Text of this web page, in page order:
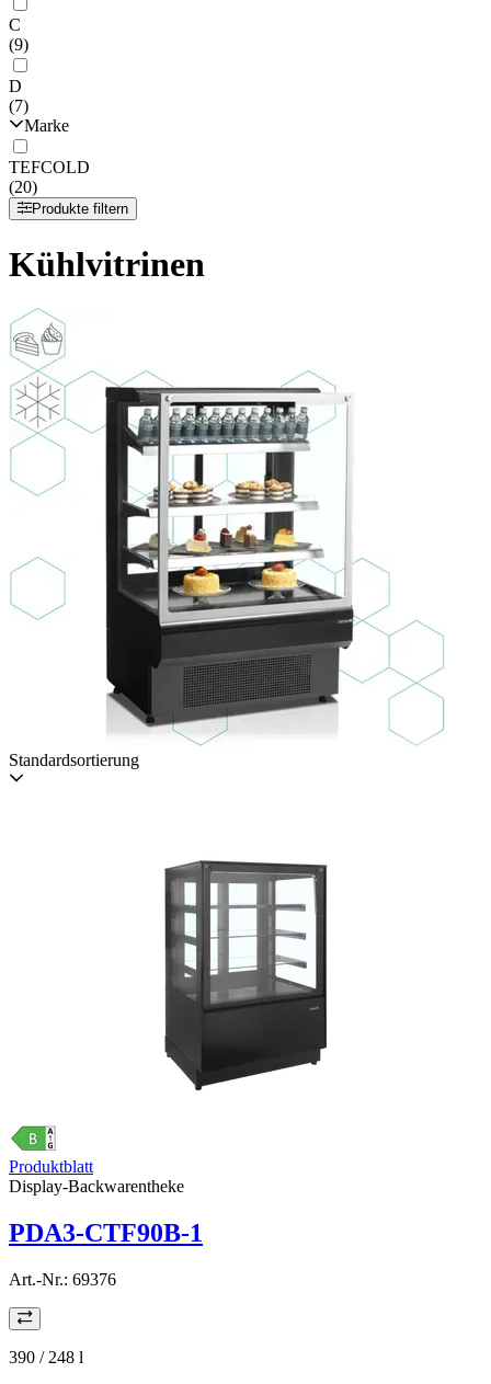
C
(9)
D
(7)
Marke
TEFCOLD
(20)
Produkte filtern
Kühlvitrinen
Standardsortierung
Produktblatt
Display-Backwarentheke
PDA3-CTF90B-1
Art.-Nr.: 69376
390 / 248 l